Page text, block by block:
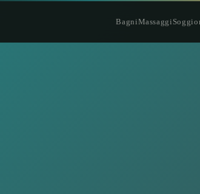
BagniMassaggi